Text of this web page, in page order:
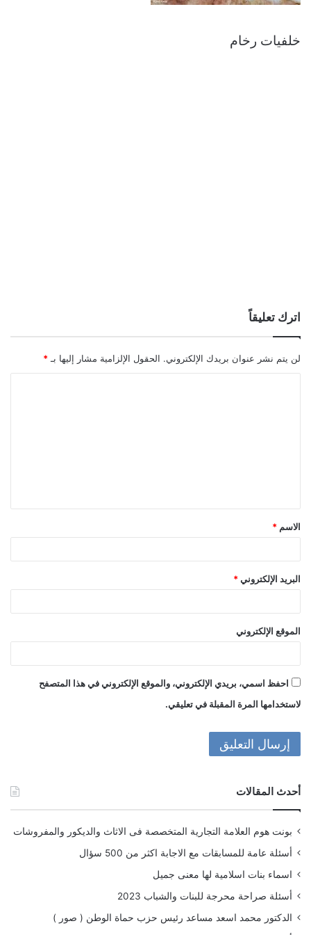
خلفيات رخام
اترك تعليقاً
لن يتم نشر عنوان بريدك الإلكتروني. الحقول الإلزامية مشار إليها بـ *
ق
*
الاسم *
البريد الإلكتروني *
الموقع الإلكتروني
احفظ اسمي، بريدي الإلكتروني، والموقع الإلكتروني في هذا المتصفح
لاستخدامها المرة المقبلة في تعليقي.
أحدث المقالات
بونت هوم العلامة التجارية المتخصصة فى الاثاث والديكور والمفروشات
أسئلة عامة للمسابقات مع الاجابة اكثر من 500 سؤال
اسماء بنات اسلامية لها معنى جميل
أسئلة صراحة محرجة للبنات والشباب 2023
الدكتور محمد اسعد مساعد رئيس حزب حماة الوطن ( صور )